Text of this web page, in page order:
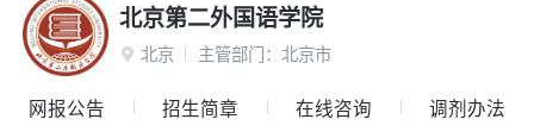
北京第二外国语学院
 北京 主管部门： 北京市
网报公告 招生简章 在线咨询 调剂办法